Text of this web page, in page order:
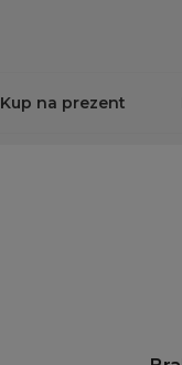
Kup na prezent